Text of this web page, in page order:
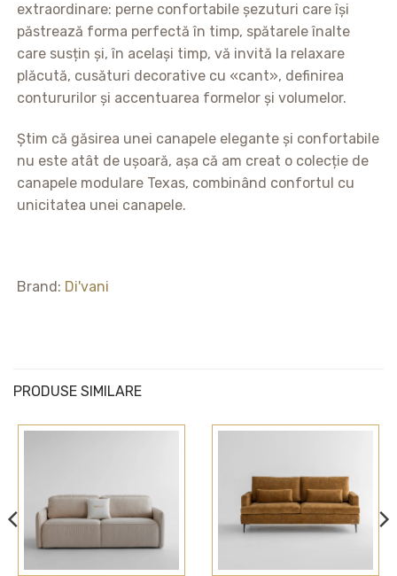
extraordinare: perne confortabile șezuturi care își
păstrează forma perfectă în timp, spătarele înalte
care susțin și, în același timp, vă invită la relaxare
plăcută, cusături decorative cu «cant», definirea
contururilor și accentuarea formelor și volumelor.
Știm că găsirea unei canapele elegante și confortabile
nu este atât de ușoară, așa că am creat o colecție de
canapele modulare Texas, combinând confortul cu
unicitatea unei canapele.
Brand: Di'vani
PRODUSE SIMILARE